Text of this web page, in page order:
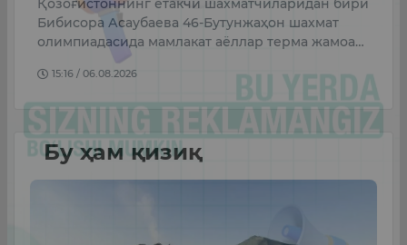
Қозоғистоннинг етакчи шахматчиларидан бири
Бибисора Асаубаева 46-Бутунжаҳон шахмат
олимпиадасида мамлакат аёллар терма жамоа…
15:16 / 06.08.2026
Бу ҳам қизиқ